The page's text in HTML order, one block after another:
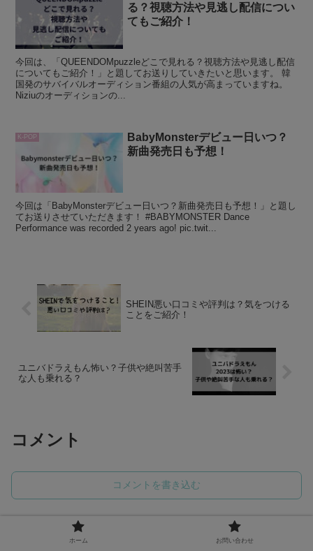
る？視聴方法や見逃し配信につい
てもご紹介！
今回は、「QUEENDOMpuzzleどこで見れる？視聴方法や見逃し配信
についてもご紹介！」と題してお送りしていきたいと思います。 韓
国発のサバイバルオーディション番組の人気が高まっていますね。
Niziuのオーディションの...
K-POP
BabyMonsterデビュー日いつ？
新曲発売日も予想！
今回は「BabyMonsterデビュー日いつ？新曲発売日も予想！」と題し
てお送りさせていただきます！ #BABYMONSTER Dance
Performance was recorded 2 years ago! pic.twit...
SHEIN悪い口コミや評判は？気をつける
ことをご紹介！
ユニバドラえもん怖い？子供や絶叫苦手
な人も乗れる？
コメント
コメントを書き込む
ホーム お問い合わせ